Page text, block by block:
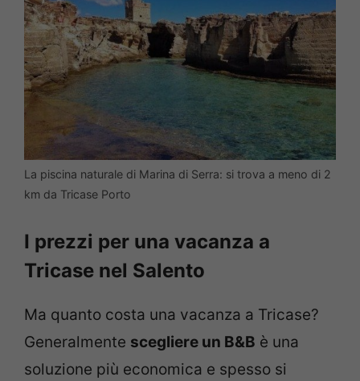
La piscina naturale di Marina di Serra: si trova a meno di 2
km da Tricase Porto
I prezzi per una vacanza a
Tricase nel Salento
Ma quanto costa una vacanza a Tricase?
Generalmente scegliere un B&B è una
soluzione più economica e spesso si